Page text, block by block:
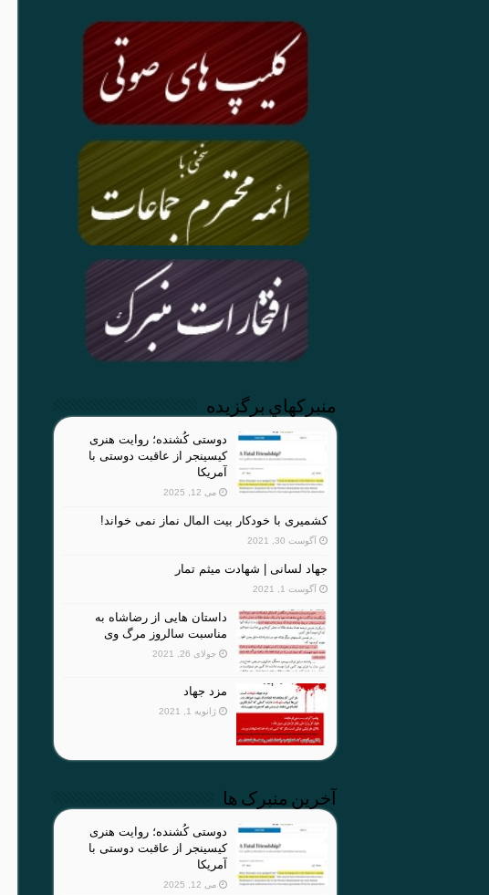
منبركهاي برگزيده
دوستی کُشنده؛ روایت هنری
کیسینجر از عاقبت دوستی با
آمریکا
می 12, 2025
کشمیری با خودکار بیت المال نماز نمی خواند!
آگوست 30, 2021
جهاد لسانی | شهادت میثم تمار
آگوست 1, 2021
داستان هایی از رضاشاه به
مناسبت سالروز مرگ وی
جولای 26, 2021
مزد جهاد
ژانویه 1, 2021
آخرین منبرک ها
دوستی کُشنده؛ روایت هنری
کیسینجر از عاقبت دوستی با
آمریکا
می 12, 2025